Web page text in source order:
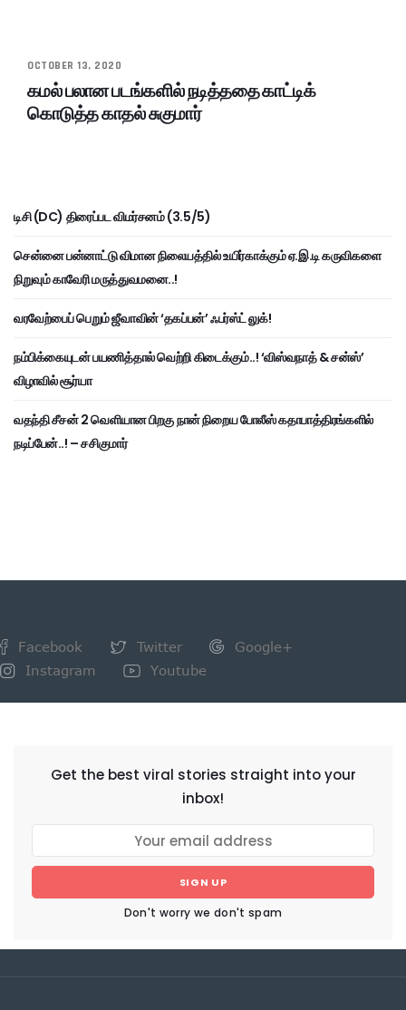
OCTOBER 13, 2020
கமல் பலான படங்களில் நடித்ததை காட்டிக்
கொடுத்த காதல் சுகுமார்
டிசி (DC) திரைப்பட விமர்சனம் (3.5/5)
சென்னை பன்னாட்டு விமான நிலையத்தில் உயிர்காக்கும் ஏ.இ.டி கருவிகளை
நிறுவும் காவேரி மருத்துவமனை..!
வரவேற்பைப் பெறும் ஜீவாவின் ‘தகப்பன்’ ஃபர்ஸ்ட் லுக்!
நம்பிக்கையுடன் பயணித்தால் வெற்றி கிடைக்கும்..! ‘விஸ்வநாத் & சன்ஸ்’
விழாவில் சூர்யா
வதந்தி சீசன் 2 வெளியான பிறகு நான் நிறைய போலீஸ் கதாபாத்திரங்களில்
நடிப்பேன்..! – சசிகுமார்
Facebook Twitter
Google+
Instagram
Youtube
Get the best viral stories straight into your
inbox!
SIGN UP
Don't worry we don't spam